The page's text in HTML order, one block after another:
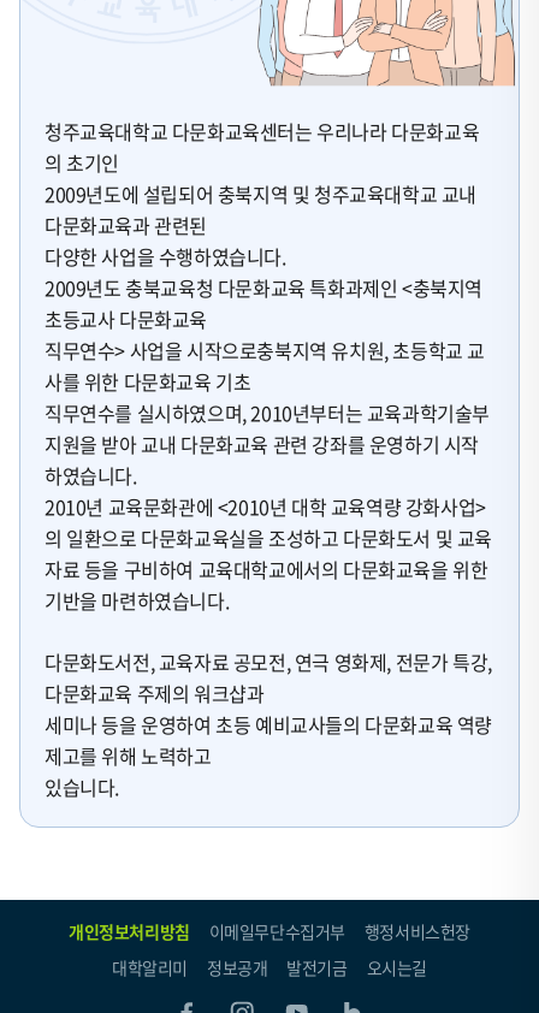
청주교육대학교 다문화교육센터는 우리나라 다문화교육
의 초기인
2009년도에 설립되어 충북지역 및 청주교육대학교 교내
다문화교육과 관련된
다양한 사업을 수행하였습니다.
2009년도 충북교육청 다문화교육 특화과제인 <충북지역
초등교사 다문화교육
직무연수> 사업을 시작으로충북지역 유치원, 초등학교 교
사를 위한 다문화교육 기초
직무연수를 실시하였으며, 2010년부터는 교육과학기술부
지원을 받아 교내 다문화교육 관련 강좌를 운영하기 시작
하였습니다.
2010년 교육문화관에 <2010년 대학 교육역량 강화사업>
의 일환으로 다문화교육실을 조성하고 다문화도서 및 교육
자료 등을 구비하여 교육대학교에서의 다문화교육을 위한
기반을 마련하였습니다.
다문화도서전, 교육자료 공모전, 연극 영화제, 전문가 특강,
다문화교육 주제의 워크샵과
세미나 등을 운영하여 초등 예비교사들의 다문화교육 역량
제고를 위해 노력하고
있습니다.
개인정보처리방침 이메일무단수집거부
행정서비스헌장
대학알리미
정보공개 발전기금 오시는길